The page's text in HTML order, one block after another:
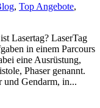
, Top Angebote,
Lasertag? LaserTag
in einem Parcours
eine Ausrüstung,
Phaser genannt.
und Gendarm, in...